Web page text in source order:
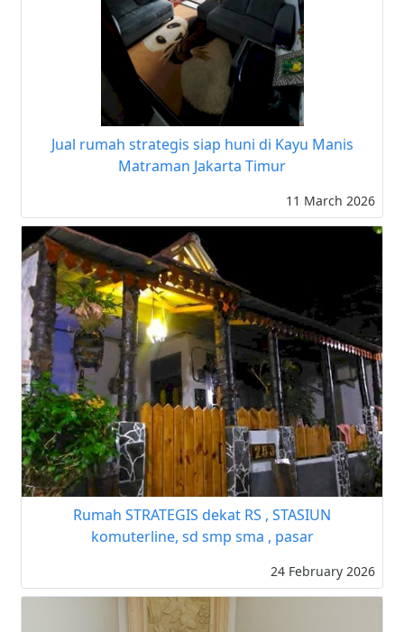
Jual rumah strategis siap huni di Kayu Manis
Matraman Jakarta Timur
11 March 2026
Rumah STRATEGIS dekat RS , STASIUN
komuterline, sd smp sma , pasar
24 February 2026